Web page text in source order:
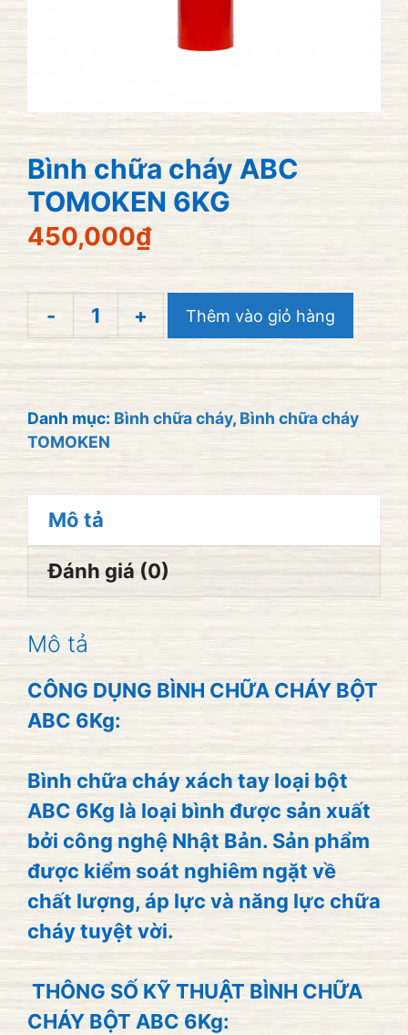
Bình chữa cháy ABC
TOMOKEN 6KG
450,000₫
-
Bình
ABC
lượng
+ Thêm vào giỏ hàng
Danh mục: Bình chữa cháy, Bình chữa cháy
TOMOKEN
Mô tả
Đánh giá (0)
Mô tả
CÔNG DỤNG BÌNH CHỮA CHÁY BỘT
ABC 6Kg:
Bình chữa cháy xách tay loại bột
ABC 6Kg là loại bình được sản xuất
bởi công nghệ Nhật Bản. Sản phẩm
được kiểm soát nghiêm ngặt về
chất lượng, áp lực và năng lực chữa
cháy tuyệt vời.
THÔNG SỐ KỸ THUẬT BÌNH CHỮA
CHÁY BỘT ABC 6Kg: